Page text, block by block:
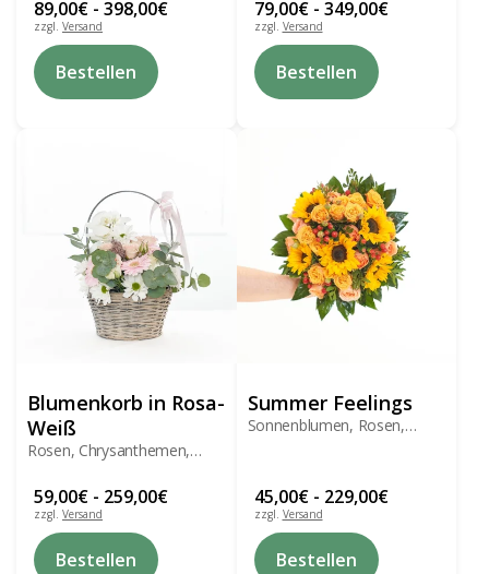
89,00€ - 398,00€
zzgl. Versand
Bestellen
Produkt
Optionen
können
auf
der
Produktseite
gewählt
werden
79,00€- 349,00€
zzgl. Versand
Bestellen
Produkt
Optionen
können
auf
der
Produktseite
gewählt
werden
Blumenkorb in Rosa-
Weiß
Rosen, Chrysanthemen,
59,00€ - 259,00€
zzgl. Versand
Bestellen
Produkt
Summer Feelings
Sonnenblumen, Rosen,
45,00€- 229,00€
zzgl. Versand
Bestellen
Produkt